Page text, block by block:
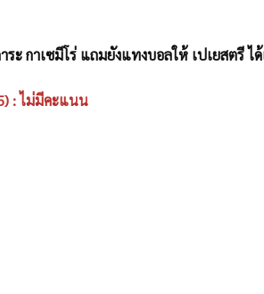
ะ กาเซมีโร่ แถมยังแทงบอลให้ เปเยสตรี ไ
: ไม่มีคะแนน